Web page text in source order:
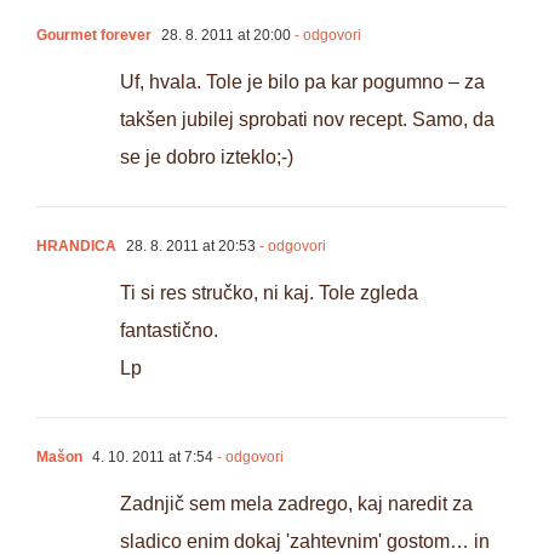
Gourmet forever 28. 8. 2011 at 20:00 - odgovori
Uf, hvala. Tole je bilo pa kar pogumno – za
takšen jubilej sprobati nov recept. Samo, da
se je dobro izteklo;-)
HRANDICA 28. 8. 2011 at 20:53 - odgovori
Ti si res stručko, ni kaj. Tole zgleda
fantastično.
Lp
Mašon 4. 10. 2011 at 7:54 - odgovori
Zadnjič sem mela zadrego, kaj naredit za
sladico enim dokaj 'zahtevnim' gostom… in